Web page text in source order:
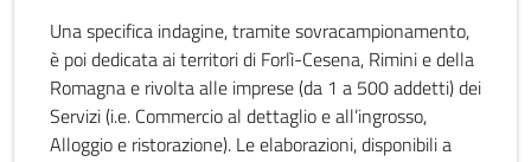
Una specifica indagine, tramite sovracampionamento,
è poi dedicata ai territori di Forlì-Cesena, Rimini e della
Romagna e rivolta alle imprese (da 1 a 500 addetti) dei
Servizi (i.e. Commercio al dettaglio e all’ingrosso,
Alloggio e ristorazione). Le elaborazioni, disponibili a